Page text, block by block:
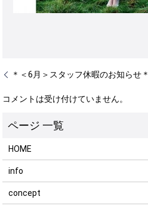
＊＜6月＞スタッフ休暇のお知らせ＊
コメントは受け付けていません。
HOME
info
concept